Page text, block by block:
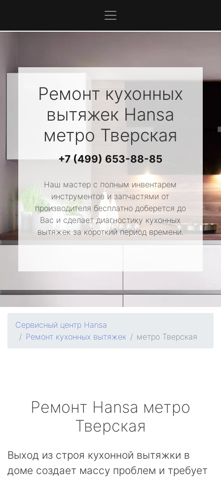
Ремонт кухонных
вытяжек Hansa
метро Тверская
+7 (499) 653-88-85
Наш мастер с полным инвентарем
инструментов и запчастями от
производителя бесплатно доберется до
Вас и сделает диагностику кухонных
вытяжек за короткий период времени.
Сервисный центр Hansa
Ремонт кухонных вытяжек
метро Тверская
Ремонт Hansa метро
Тверская
Выход из строя кухонной вытяжки в
доме создает массу проблем и требует